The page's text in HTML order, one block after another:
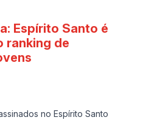
Espírito Santo é
ranking de
no Espírito Santo